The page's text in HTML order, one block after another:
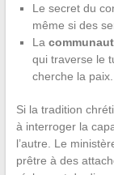
Le secret du
même si des
La
qui traverse le
cherche la paix.
Si la tradition
à interroger la
l’autre. Le
prêtre à des